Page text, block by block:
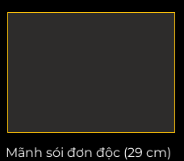
Mãnh sói đơn độc (29 cm)